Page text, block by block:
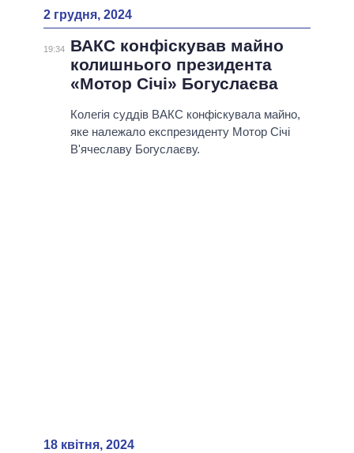
2 грудня, 2024
19:34
ВАКС конфіскував майно
колишнього президента
«Мотор Січі» Богуслаєва
Колегія суддів ВАКС конфіскувала майно,
яке належало експрезиденту Мотор Січі
В'ячеславу Богуслаєву.
18 квітня, 2024